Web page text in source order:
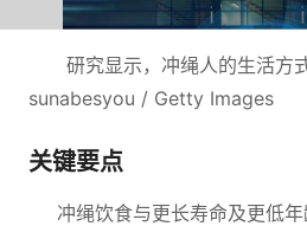
研究显示，冲绳人的生活方
sunabesyou / Getty Images
关键要点
冲绳饮食与更长寿命及更低年